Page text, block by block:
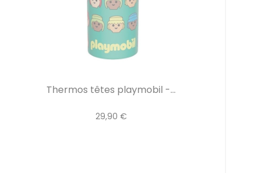
Thermos têtes playmobil -...
29,90 €